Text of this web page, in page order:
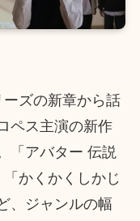
ズの新章から話
ペス主演の新作
「アバター 伝説
かくかくしかじ
、ジャンルの幅